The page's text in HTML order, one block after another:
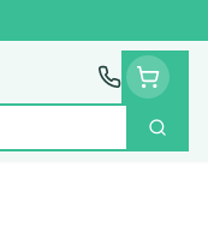
Zoek